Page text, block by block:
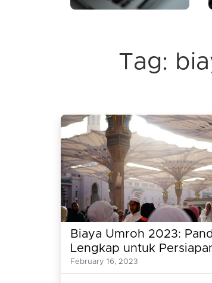
Tag:
Biaya Umroh 2023:
Lengkap untuk
Umroh
February 16, 2023